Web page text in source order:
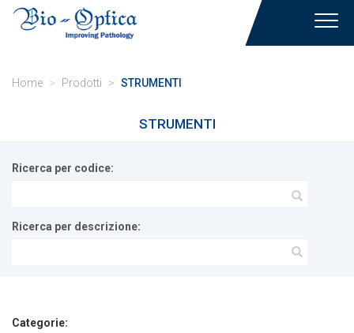
Home Prodotti STRUMENTI
STRUMENTI
Ricerca per codice:
Ricerca per descrizione:
Categorie: